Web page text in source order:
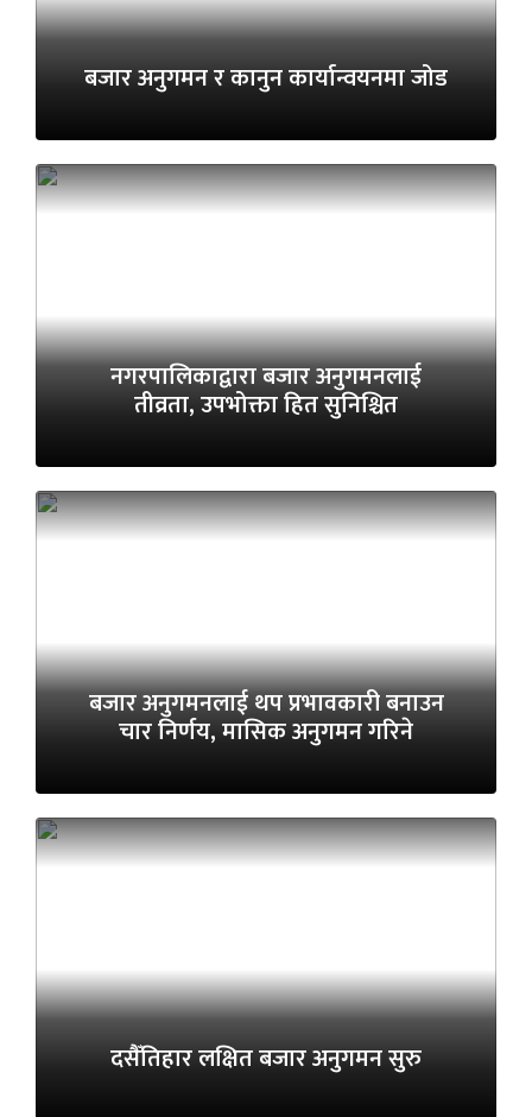
बजार अनुगमन र कानुन कार्यान्वयनमा जोड
नगरपालिकाद्वारा बजार अनुगमनलाई
तीव्रता, उपभोक्ता हित सुनिश्चित
बजार अनुगमनलाई थप प्रभावकारी बनाउन
चार निर्णय, मासिक अनुगमन गरिने
दसैँतिहार लक्षित बजार अनुगमन सुरु